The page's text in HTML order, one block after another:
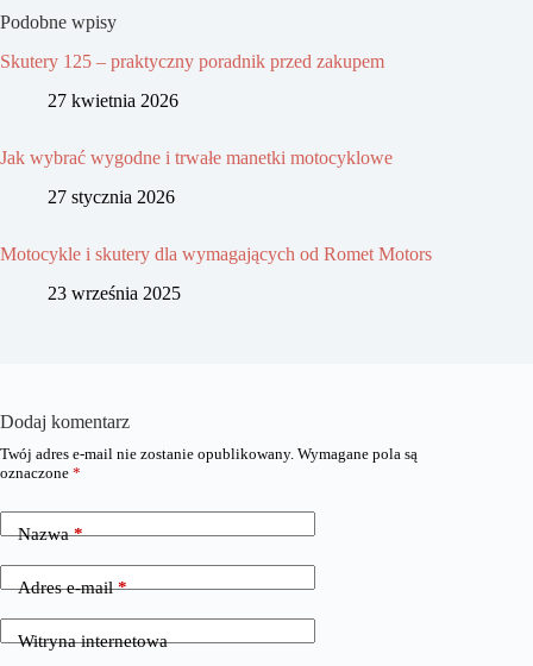
Podobne wpisy
Skutery 125 – praktyczny poradnik przed zakupem
27 kwietnia 2026
Jak wybrać wygodne i trwałe manetki motocyklowe
27 stycznia 2026
Motocykle i skutery dla wymagających od Romet Motors
23 września 2025
Dodaj komentarz
Twój adres e-mail nie zostanie opublikowany. Wymagane pola są
oznaczone *
Nazwa*
Adres e-mail*
Witryna internetowa